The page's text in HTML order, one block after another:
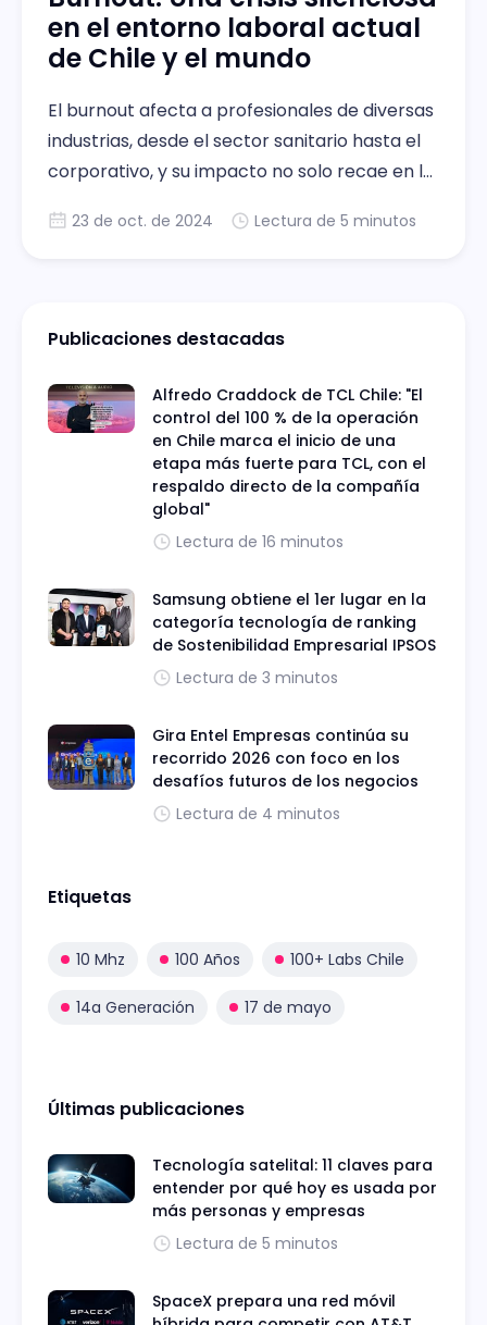
en el entorno laboral actual
de Chile y el mundo
El burnout afecta a profesionales de diversas
industrias, desde el sector sanitario hasta el
corporativo, y su impacto no solo recae en la
también en el rendimiento de las
23 de oct. de 2024 Lectura de 5 minutos
Publicaciones destacadas
Alfredo Craddock de TCL Chile: "El
control del 100 % de la operación
en Chile marca el inicio de una
etapa más fuerte para TCL, con el
respaldo directo de la compañía
global"
Lectura de 16 minutos
Samsung obtiene el 1er lugar en la
categoría tecnología de ranking
de Sostenibilidad Empresarial IPSOS
Lectura de 3 minutos
Gira Entel Empresas continúa su
recorrido 2026 con foco en los
desafíos futuros de los negocios
Lectura de 4 minutos
Etiquetas
10 Mhz 100 Años 100+ Labs Chile
14a Generación 17 de mayo
Últimas publicaciones
Tecnología satelital: 11 claves para
entender por qué hoy es usada por
más personas y empresas
Lectura de 5 minutos
SpaceX prepara una red móvil